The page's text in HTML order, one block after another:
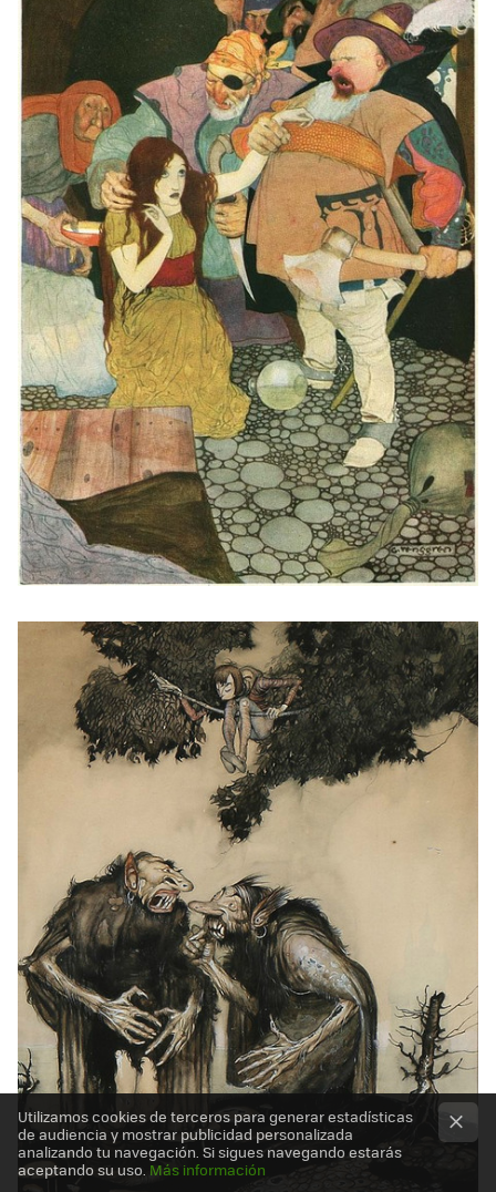
Utilizamos cookies de terceros para generar estadísticas
de audiencia y mostrar publicidad personalizada
analizando tu navegación. Si sigues navegando estarás
aceptando su uso. Más información